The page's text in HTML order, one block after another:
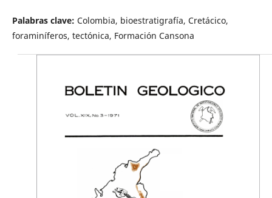
Palabras clave: Colombia, bioestratigrafía, Cretácico,
foraminíferos, tectónica, Formación Cansona